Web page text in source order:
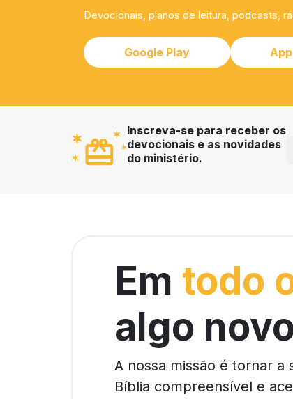
Devocionais, planos de leitura, podcasts,
Google Play
Inscreva-se para receber os
devocionais e as novidades
do ministério.
Em todo
algo
A nossa missão é tornar a
Bíblia compreensível e